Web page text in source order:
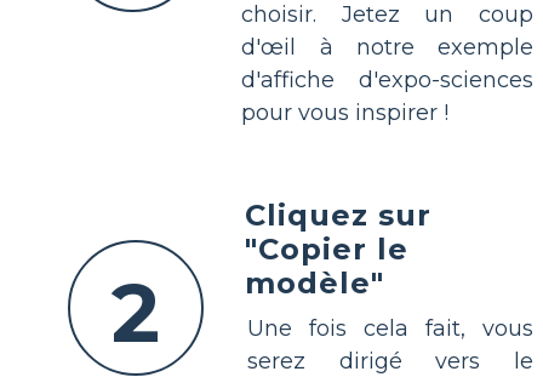
choisir. Jetez un coup
d'œil à notre exemple
d'affiche d'expo-sciences
pour vous inspirer !
2
Cliquez sur
"Copier le
modèle"
Une fois cela fait, vous
serez dirigé vers le